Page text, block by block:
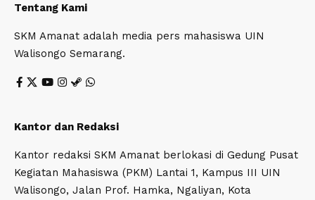
Tentang Kami
SKM Amanat adalah media pers mahasiswa UIN
Walisongo Semarang.
Kantor dan Redaksi
Kantor redaksi SKM Amanat berlokasi di Gedung Pusat
Kegiatan Mahasiswa (PKM) Lantai 1, Kampus III UIN
Walisongo, Jalan Prof. Hamka, Ngaliyan, Kota